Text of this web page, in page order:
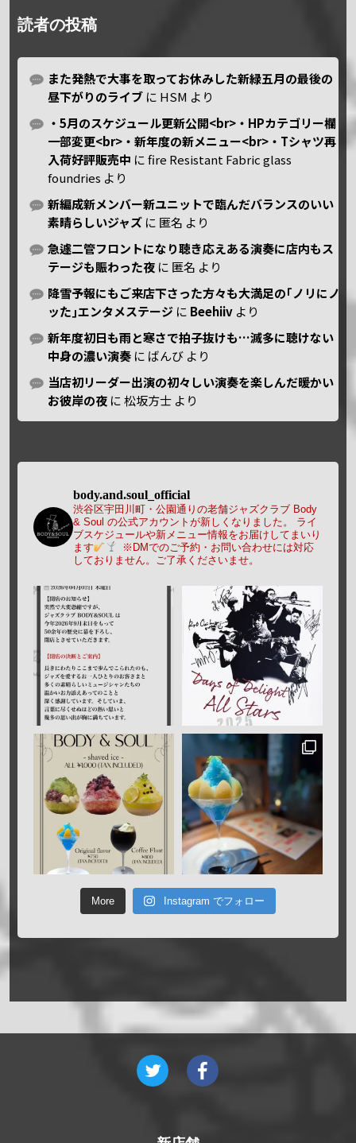
読者の投稿
また発熱で大事を取ってお休みした新緑五月の最後の
昼下がりのライブ に HSM より
・5月のスケジュール更新公開<br>・HPカテゴリー欄
一部変更<br>・新年度の新メニュー<br>・Tシャツ再
入荷好評販売中 にfire Resistant Fabric glass
foundries より
新編成新メンバー新ユニットで臨んだバランスのいい
素晴らしいジャズ に 匿名 より
急遽二管フロントになり聴き応えある演奏に店内もス
テージも賑わった夜 に 匿名 より
降雪予報にもご来店下さった方々も大満足の｢ノリにノ
ッた｣エンタメステージ に Beehiiv より
新年度初日も雨と寒さで拍子抜けも…滅多に聴けない
中身の濃い演奏 に ばんび より
当店初リーダー出演の初々しい演奏を楽しんだ暖かい
お彼岸の夜 に松坂方士 より
body.and.soul_official
渋谷区宇田川町・公園通りの老舗ジャズクラブ Body
& Soul の公式アカウントが新しくなりました。
ライ
ブスケジュールや新メニュー情報をお届けしてまいり
ます
※DMでのご予約・お問い合わせには対応
しておりません。ご了承くださいませ。
More Instagram でフォロー